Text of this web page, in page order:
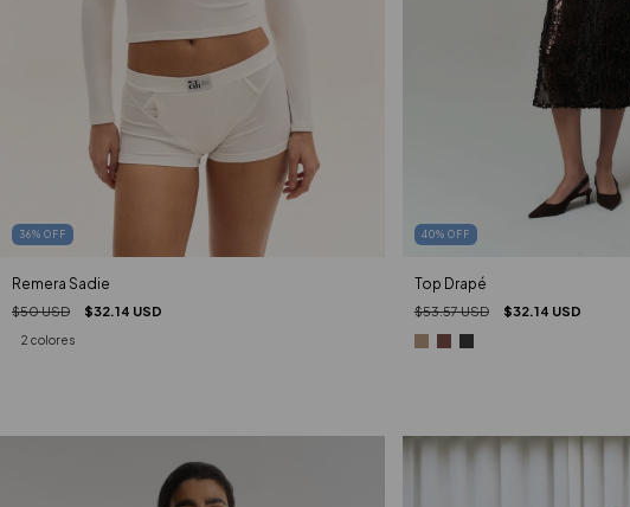
36% OFF
Remera Sadie
$50 USD $32.14 USD
2 colores
40% OFF
Top Drapé
$53.57 USD $32.14 USD